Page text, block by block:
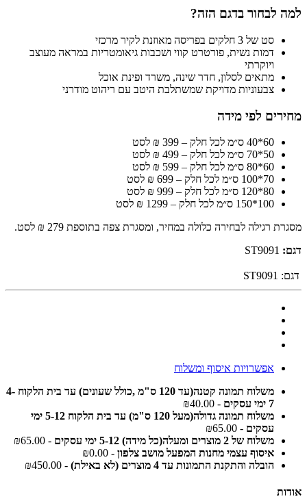
למה לבחור בדגם הזה?
סט של 3 חלקים בפריסה מאוזנת לקיר מרכזי
דמות נשית, פורטרט קווי ושכבות גיאומטריות במראה מעוצב
ויוקרתי
מתאים לסלון, חדר שינה, משרד ופינת אוכל
צבעוניות מדויקת שמשתלבת היטב עם ריהוט מודרני
מחירים לפי מידה
60*40 ס״מ לכל חלק – 399 ₪ לסט
50*70 ס״מ לכל חלק – 499 ₪ לסט
60*80 ס״מ לכל חלק – 599 ₪ לסט
70*100 ס״מ לכל חלק – 699 ₪ לסט
80*120 ס״מ לכל חלק – 999 ₪ לסט
100*150 ס״מ לכל חלק – 1299 ₪ לסט
מסגרת רגילה לבחירה כלולה במחיר, ומסגרת צפה בתוספת 279 ₪ לסט.
דגם:
דגם: ST9091
אפשרויות איסוף ומשלוח
משלוח תמונה קטנה(עד 120 ס"מ ,כולל שעונים) עד בית הלקוח 4-
7 ימי עסקים
- ₪40.00
משלוח תמונה גדולה(מעל 120 ס"מ) עד בית הלקוח 5-12 ימי
עסקים - ₪65.00
משלוח של 2 מוצרים ומעלה(כל מידה) 5-12 ימי עסקים
- ₪65.00
איסוף עצמי מחנות המפעל מושב צלפון - ₪0.00
הובלה והתקנת התמונות עד 4 מוצרים (לא באילת)
- ₪450.00
אודות